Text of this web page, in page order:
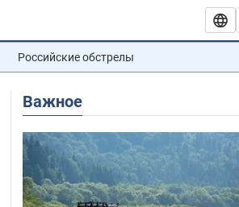
Российские обстрелы
Важное